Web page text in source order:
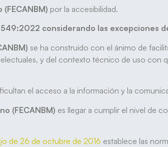
por la accesibilidad.
considerando las excepciones
se ha construido con el ánimo de
y del contexto técnico de uso con
el acceso a la información y la
(FECANBM) es llegar a cumplir el nivel de
de 26 de octubre de 2016 establece las